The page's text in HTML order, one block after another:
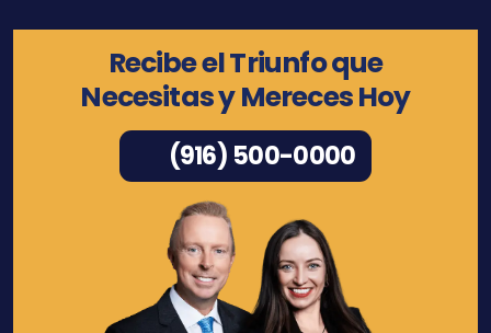
Recibe el Triunfo que
Necesitas y Mereces Hoy
(916) 500-0000